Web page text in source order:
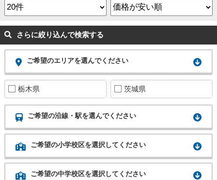
さらに絞り込んで検索する
ご希望のエリアを選んでください
栃木県 茨城県
ご希望の沿線・駅を選んでください
ご希望の小学校区を選択してください
ご希望の中学校区を選択してください